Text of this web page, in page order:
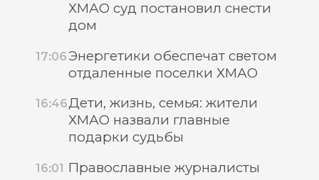
ХМАО суд постановил снести
дом
17:06 Энергетики обеспечат светом
отдаленные поселки ХМАО
16:46Дети, жизнь, семья: жители
ХМАО назвали главные
подарки судьбы
16:01 Православные журналисты